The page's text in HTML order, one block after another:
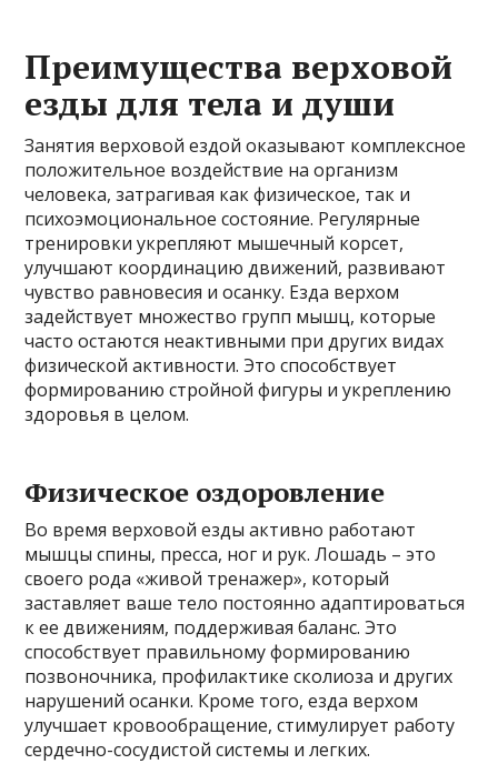
Преимущества верховой
езды для тела и души
Занятия верховой ездой оказывают комплексное
положительное воздействие на организм
человека, затрагивая как физическое, так и
психоэмоциональное состояние. Регулярные
тренировки укрепляют мышечный корсет,
улучшают координацию движений, развивают
чувство равновесия и осанку. Езда верхом
задействует множество групп мышц, которые
часто остаются неактивными при других видах
физической активности. Это способствует
формированию стройной фигуры и укреплению
здоровья в целом.
Физическое оздоровление
Во время верховой езды активно работают
мышцы спины, пресса, ног и рук. Лошадь – это
своего рода «живой тренажер», который
заставляет ваше тело постоянно адаптироваться
к ее движениям, поддерживая баланс. Это
способствует правильному формированию
позвоночника, профилактике сколиоза и других
нарушений осанки. Кроме того, езда верхом
улучшает кровообращение, стимулирует работу
сердечно-сосудистой системы и легких.